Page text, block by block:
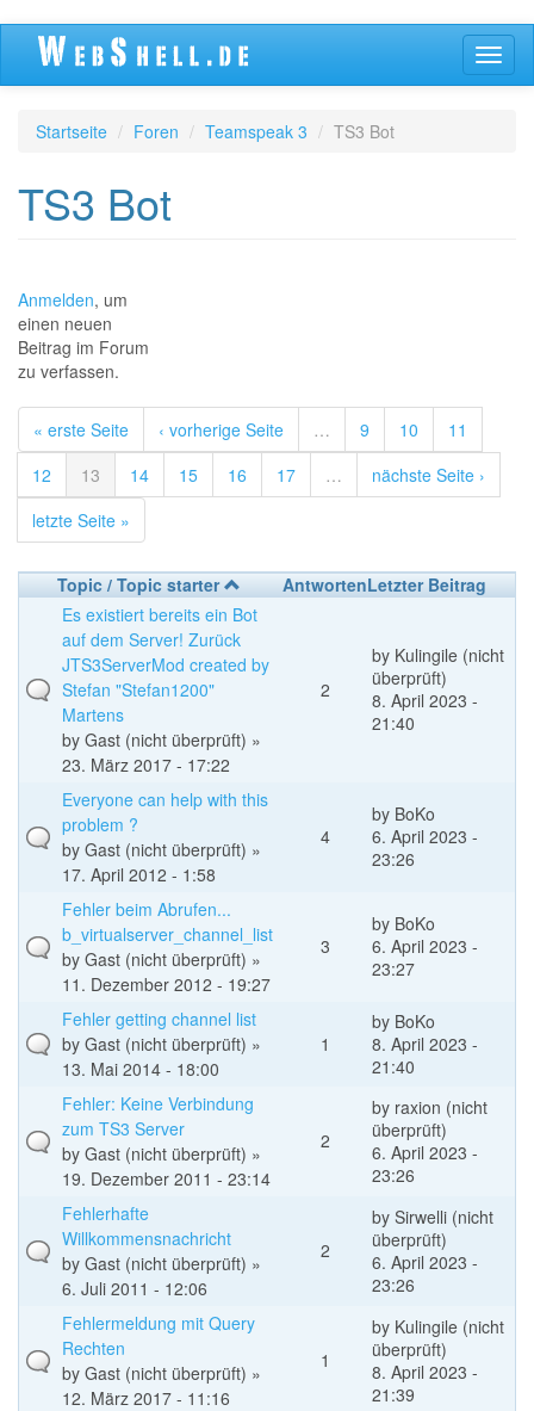
Direkt
Inhalt
Startseite Foren Teamspeak 3 TS3 Bot
TS3 Bot
Anmelden, um
einen neuen
Beitrag im Forum
zu verfassen.
« erste Seite ‹ vorherige Seite … 9 10
11
12
13 14 15 16 17 …
nächste Seite ›
letzte Seite »
Topic / Topic starter AntwortenLetzter Beitrag
Es existiert bereits ein Bot
auf dem Server! Zurück
JTS3ServerMod created by
Stefan "Stefan1200"
Martens
by Gast (nicht überprüft) »
23. März 2017 - 17:22
2
by Kulingile (nicht
überprüft)
8. April 2023 -
21:40
Everyone can help with this
problem ?
by Gast (nicht überprüft) »
17. April 2012 - 1:58
4
by BoKo
6. April 2023 -
23:26
Fehler beim Abrufen...
b_virtualserver_channel_list
by Gast (nicht überprüft) »
11. Dezember 2012 - 19:27
3
by BoKo
6. April 2023 -
23:27
Fehler getting channel list
by Gast (nicht überprüft) »
13. Mai 2014 - 18:00
1
by BoKo
8. April 2023 -
21:40
Fehler: Keine Verbindung
zum TS3 Server
by Gast (nicht überprüft) »
19. Dezember 2011 - 23:14
2
by raxion (nicht
überprüft)
6. April 2023 -
23:26
Fehlerhafte
Willkommensnachricht
by Gast (nicht überprüft) »
6. Juli 2011 - 12:06
2
by Sirwelli (nicht
überprüft)
6. April 2023 -
23:26
Fehlermeldung mit Query
Rechten
by Gast (nicht überprüft) »
12. März 2017 - 11:16
1
by Kulingile (nicht
überprüft)
8. April 2023 -
21:39